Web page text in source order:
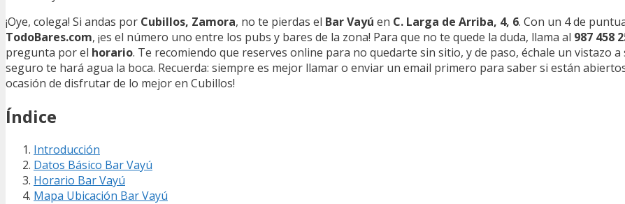
¡Oye, colega! Si andas por Cubillos, Zamora, no te pierdas el Bar Vayú en C. Larga de Arriba, 4, 6. Con un 4 de
TodoBares.com, ¡es el número uno entre los pubs y bares de la zona! Para que no te quede la duda, llama al 987 458
pregunta por el horario. Te recomiendo que reserves online para no quedarte sin sitio, y de paso, échale un vistazo a
seguro te hará agua la boca. Recuerda: siempre es mejor llamar o enviar un email primero para saber si están
ocasión de disfrutar de lo mejor en Cubillos!
Índice
Introducción
Datos Básico Bar Vayú
Horario Bar Vayú
Mapa Ubicación Bar Vayú